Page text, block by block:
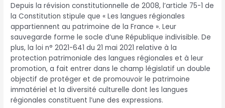
Depuis la révision constitutionnelle de 2008, l’article 75-1 de
la Constitution stipule que « Les langues régionales
appartiennent au patrimoine de la France ». Leur
sauvegarde forme le socle d’une République indivisible. De
plus, la loi n° 2021-641 du 21 mai 2021 relative à la
protection patrimoniale des langues régionales et à leur
promotion, a fait entrer dans le champ législatif un double
objectif de protéger et de promouvoir le patrimoine
immatériel et la diversité culturelle dont les langues
régionales constituent l’une des expressions.